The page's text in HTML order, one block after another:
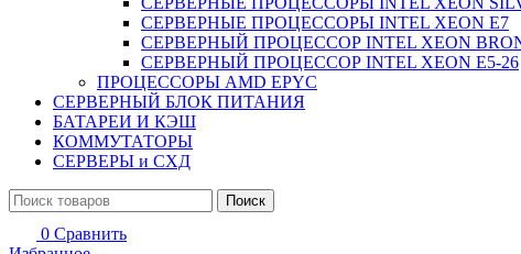
СЕРВЕРНЫЕ ПРОЦЕССОРЫ INTEL XEON Е7
СЕРВЕРНЫЙ ПРОЦЕССОР INTEL XEON
СЕРВЕРНЫЙ ПРОЦЕССОР INTEL XEON Е5-26
ПРОЦЕССОРЫ AMD EPYC
СЕРВЕРНЫЙ БЛОК ПИТАНИЯ
БАТАРЕИ И КЭШ
КОММУТАТОРЫ
СЕРВЕРЫ и СХД
Поиск
0 Сравнить